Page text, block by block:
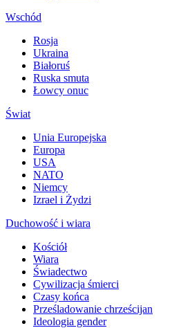
Wschód
Rosja
Ukraina
Białoruś
Ruska smuta
Łowcy onuc
Świat
Unia Europejska
Europa
USA
NATO
Niemcy
Izrael i Żydzi
Duchowość i wiara
Kościół
Wiara
Świadectwo
Cywilizacja śmierci
Czasy końca
Prześladowanie chrześcijan
Ideologia gender